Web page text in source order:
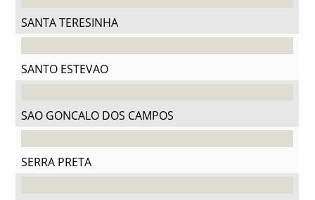
SANTA TERESINHA
SANTO ESTEVAO
SAO GONCALO DOS CAMPOS
SERRA PRETA